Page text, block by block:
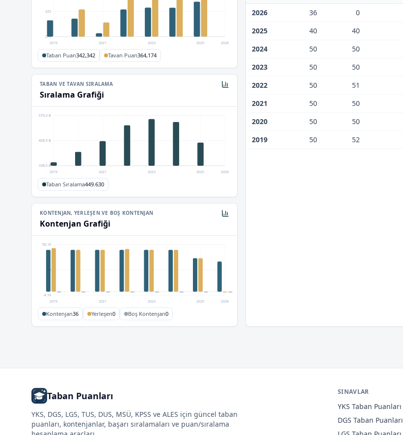
325
279
2019 2021 2023 2025 2026
Taban Puan342,342 Tavan Puan364,174
TABAN VE TAVAN SIRALAMA
Sıralama Grafiği
579,3 B
458,9 B
338,5 B
2019 2021 2023 2025 2026
Taban Sıralama449.630
KONTENJAN, YERLEŞEN VE BOŞ KONTENJAN
Kontenjan Grafiği
56,16
26
-4,16
2019
2021 2023 2025 2026
Kontenjan36 Yerleşen0 Boş Kontenjan0
2026 36 0
2025
40 40
2024
50 50
2023
50 50
2022
50 51
2021
50 50
2020
50 50
2019
50 52
Taban Puanları
YKS, DGS, LGS, TUS, DUS, MSÜ, KPSS ve ALES için güncel taban
puanları, kontenjanlar, başarı sıralamaları ve puan/sıralama
SINAVLAR
YKS Taban Puanları
DGS Taban Puanları